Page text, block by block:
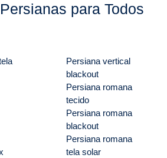
para Todos
Persiana vertical
blackout
Persiana romana
tecido
Persiana romana
blackout
Persiana romana
tela solar